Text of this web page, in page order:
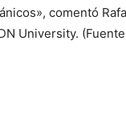
comentó
University.